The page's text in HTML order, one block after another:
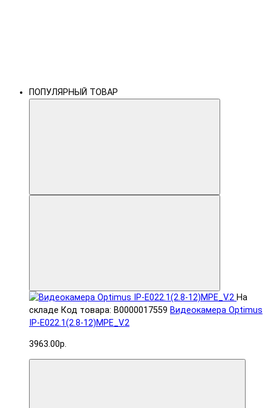
ПОПУЛЯРНЫЙ ТОВАР
На
складе Код товара: В0000017559 Видеокамера Optimus
IP-E022.1(2.8-12)MPE_V.2
3963.00р.